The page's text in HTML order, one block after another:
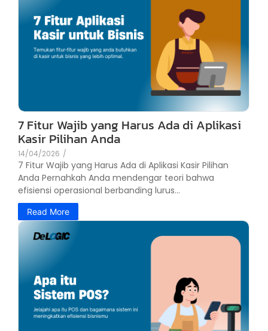
7 Fitur Wajib yang Harus Ada di Aplikasi
Kasir Pilihan Anda
14/04/2026 /
7 Fitur Wajib yang Harus Ada di Aplikasi Kasir Pilihan
Anda Pernahkah Anda mendengar teori bahwa
efisiensi operasional berbanding lurus...
Read More